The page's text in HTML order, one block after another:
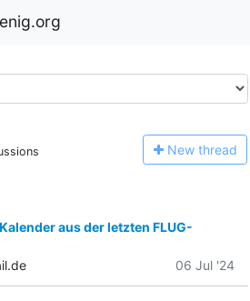
New thread
aus der letzten FLUG-
06 Jul '24